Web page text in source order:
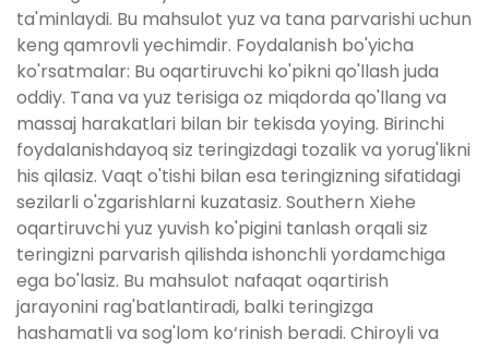
ta'minlaydi. Bu mahsulot yuz va tana parvarishi uchun
keng qamrovli yechimdir. Foydalanish bo'yicha
ko'rsatmalar: Bu oqartiruvchi ko'pikni qo'llash juda
oddiy. Tana va yuz terisiga oz miqdorda qo'llang va
massaj harakatlari bilan bir tekisda yoying. Birinchi
foydalanishdayoq siz teringizdagi tozalik va yorug'likni
his qilasiz. Vaqt o'tishi bilan esa teringizning sifatidagi
sezilarli o'zgarishlarni kuzatasiz. Southern Xiehe
oqartiruvchi yuz yuvish ko'pigini tanlash orqali siz
teringizni parvarish qilishda ishonchli yordamchiga
ega bo'lasiz. Bu mahsulot nafaqat oqartirish
jarayonini rag'batlantiradi, balki teringizga
hashamatli va sog'lom ko‘rinish beradi. Chiroyli va